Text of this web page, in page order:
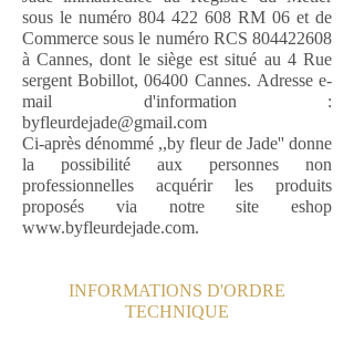
sous le numéro 804 422 608 RM 06 et de
Commerce sous le numéro RCS 804422608
à Cannes, dont le siège est situé au 4 Rue
sergent Bobillot, 06400 Cannes. Adresse e-
mail d'information :
byfleurdejade@gmail.com
Ci-après dénommé ,,by fleur de Jade'' donne
la possibilité aux personnes non
professionnelles acquérir les produits
proposés via notre site eshop
www.byfleurdejade.com.
INFORMATIONS D'ORDRE
TECHNIQUE